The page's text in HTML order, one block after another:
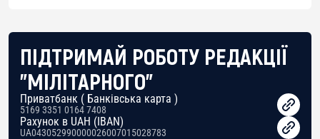
ПІДТРИМАЙ РОБОТУ РЕДАКЦІЇ
"МІЛІТАРНОГО"
Приватбанк ( Банківська карта )
5169 3351 0164 7408
Рахунок в UAH (IBAN)
UA043052990000026007015028783